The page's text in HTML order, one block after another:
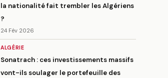
la nationalité fait trembler les Algériens
?
24 Fév 2026
ALGÉRIE
Sonatrach : ces investissements massifs
vont-ils soulager le portefeuille des